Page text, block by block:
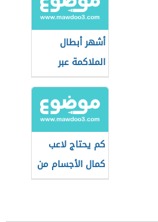
أشهر أبطال
الملاكمة عبر
التاريخ
كم يحتاج لاعب
كمال الأجسام من
الماء